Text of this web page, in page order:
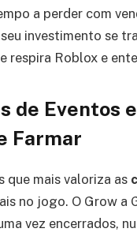
a perder com
investimento se
respira Roblox e
de Eventos
Farmar
que mais valoriza as
no jogo. O Grow a
vez encerrados,